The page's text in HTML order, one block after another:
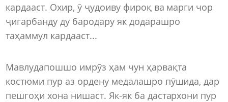
кардааст. Охир, ӯ ҷудоиву фироқ ва марги чор
ҷигарбанду ду бародару як додарашро
таҳаммул кардааст...
Мавлудапошшо имрӯз ҳам чун ҳарвақта
костюми пур аз ордену медалашро пӯшида, дар
пешгоҳи хона нишаст. Як-як ба дастархони пур